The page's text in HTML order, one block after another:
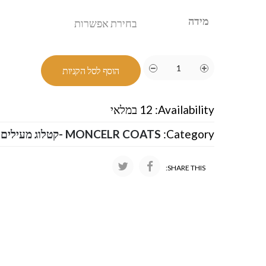
מידה
הוסף לסל הקניות
Availability: 12 במלאי
Category: MONCELR COATS -קטלוג מעילים מונקלר
SHARE THIS: